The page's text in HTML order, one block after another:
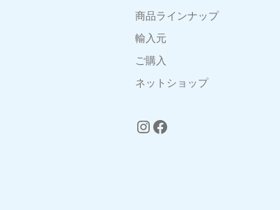
商品ラインナップ
輸入元
ご購入
ネットショップ